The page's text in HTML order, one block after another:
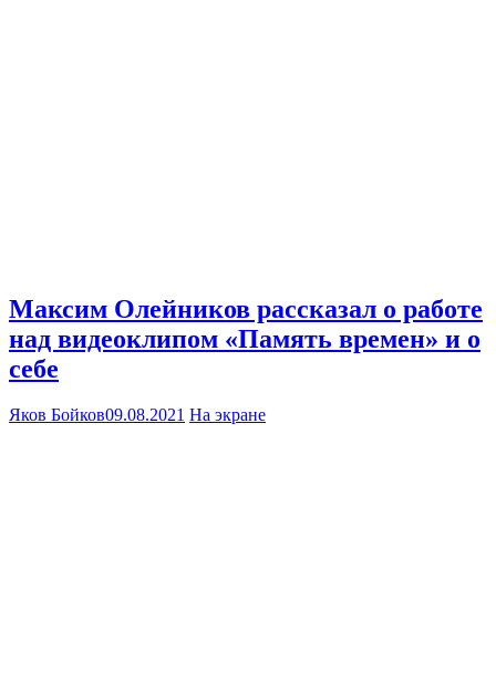
Максим Олейников рассказал о работе
над видеоклипом «Память времен» и о
себе
Яков Бойков09.08.2021 На экране